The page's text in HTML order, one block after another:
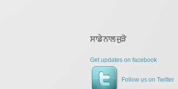
ਸਾਡੇ ਨਾਲ ਜੁੜੋ
Get updates on facebook
Follow us on Twitter